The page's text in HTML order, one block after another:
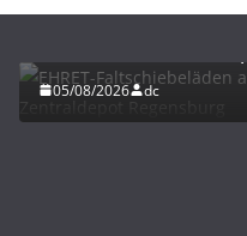
05/08/2026 dc